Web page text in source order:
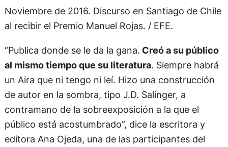
Noviembre de 2016. Discurso en Santiago de Chile
al recibir el Premio Manuel Rojas. / EFE.
“Publica donde se le da la gana. Creó a su público
al mismo tiempo que su literatura. Siempre habrá
un Aira que ni tengo ni leí. Hizo una construcción
de autor en la sombra, tipo J.D. Salinger, a
contramano de la sobreexposición a la que el
público está acostumbrado”, dice la escritora y
editora Ana Ojeda, una de las participantes del